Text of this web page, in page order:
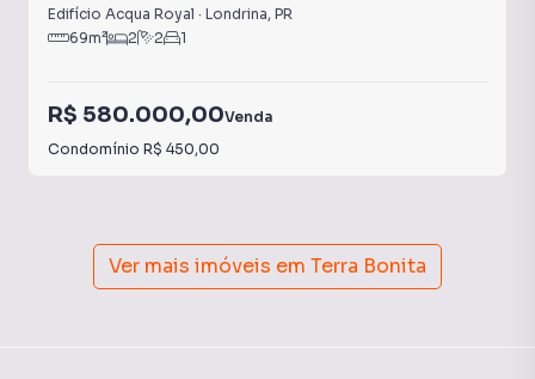
Edifício Acqua Royal · Londrina, PR
69m² 2 2 1
R$ 580.000,00Venda
Condomínio R$ 450,00
Ver mais imóveis em Terra Bonita